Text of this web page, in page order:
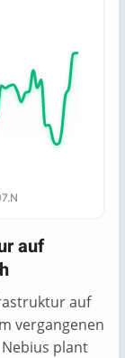
Data ranges
auf
auf
vergangenen
plant